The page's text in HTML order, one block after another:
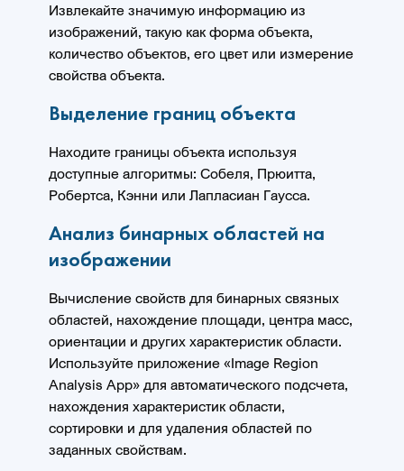
Извлекайте значимую информацию из
изображений, такую как форма объекта,
количество объектов, его цвет или измерение
свойства объекта.
Выделение границ объекта
Находите границы объекта используя
доступные алгоритмы: Собеля, Прюитта,
Робертса, Кэнни или Лапласиан Гаусса.
Анализ бинарных областей на
изображении
Вычисление свойств для бинарных связных
областей, нахождение площади, центра масс,
ориентации и других характеристик области.
Используйте приложение «Image Region
Analysis App» для автоматического подсчета,
нахождения характеристик области,
сортировки и для удаления областей по
заданных свойствам.